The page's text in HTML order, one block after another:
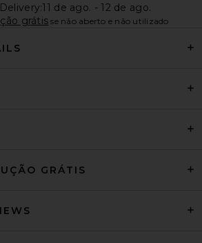
de ago. - 12 de ago.
grátis se não aberto e não utilizado
GRÁTIS